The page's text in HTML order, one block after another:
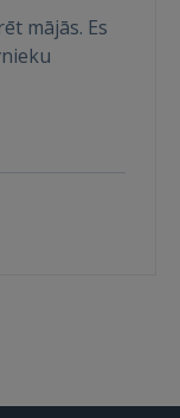
mājās. Es